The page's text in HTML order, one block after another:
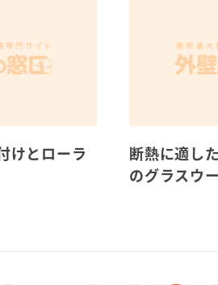
けとローラ
断熱に適し
のグラスウ